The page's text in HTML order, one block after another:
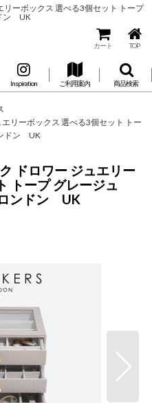
リーボックス 選べる3個セット トープ
ン UK
カート TOP
Inspiration ご利用案内 商品検索
エリーボックス 選べる3個セット トー
ドン UK
ドロワー ジュエリー
トープ グレージュ
ンドン UK